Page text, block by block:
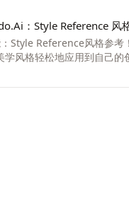
：Style Reference 风
Style Reference风格参考
风格轻松地应用到自己的